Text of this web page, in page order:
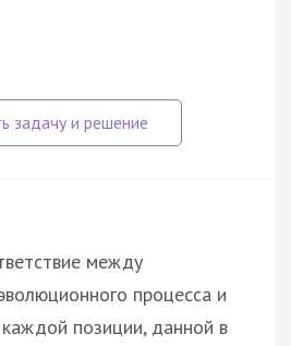
между
процесса и
позиции, данной в